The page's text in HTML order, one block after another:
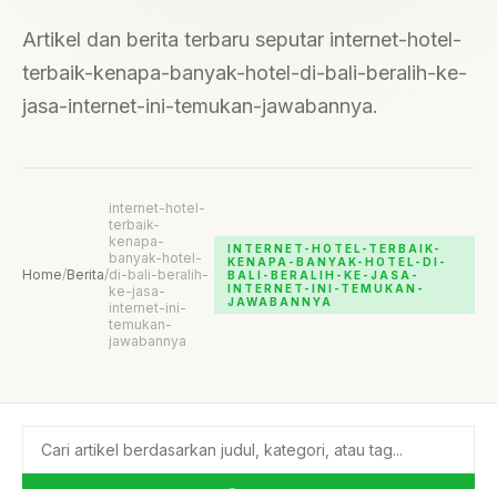
Artikel dan berita terbaru seputar internet-hotel-
terbaik-kenapa-banyak-hotel-di-bali-beralih-ke-
jasa-internet-ini-temukan-jawabannya.
Home/Berita/
internet-hotel-
terbaik-
kenapa-
banyak-hotel-
di-bali-beralih-
ke-jasa-
internet-ini-
temukan-
jawabannya
INTERNET-HOTEL-TERBAIK-
KENAPA-BANYAK-HOTEL-DI-
BALI-BERALIH-KE-JASA-
INTERNET-INI-TEMUKAN-
JAWABANNYA